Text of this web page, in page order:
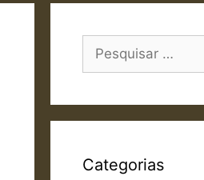
Pesquisar
Categorias